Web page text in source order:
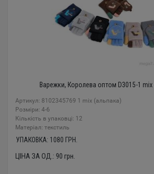
Варежки, Королева оптом D3015-1 mix
Артикул: 8102345769 1 mix (альпака)
Розміри: 4-6
Кількість в упаковці: 12
Mатеріал: текстиль
УПАКОВКА: 1080 ГРН.
ЦІНА ЗА ОД.: 90 грн.